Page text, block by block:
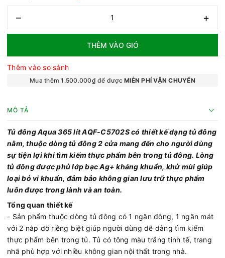
– +
THÊM VÀO GIỎ
Thêm vào so sánh
Mua thêm 1.500.000₫ để đượcMIỄN PHÍ VẬN CHUYỂN
MÔ TẢ
Tủ đông Aqua 365 lít AQF-C5702S có thiết kế dạng tủ đông
nằm, thuộc dòng tủ đông 2 cửa mang đến cho người dùng
sự tiện lợi khi tìm kiếm thực phẩm bên trong tủ đông. Lòng
tủ đông được phủ lớp bạc Ag+ kháng khuẩn, khử mùi giúp
loại bỏ vi khuẩn, đảm bảo không gian lưu trữ thực phẩm
luôn được trong lành và an toàn.
Tổng quan thiết kế
- Sản phẩm thuộc dòng tủ đông có 1 ngăn đông, 1 ngăn mát
với 2 nắp dỡ riêng biệt giúp người dùng dễ dàng tìm kiếm
thực phẩm bên trong tủ. Tủ có tông màu trắng tinh tế, trang
nhã phù hợp với nhiều không gian nội thất trong nhà.